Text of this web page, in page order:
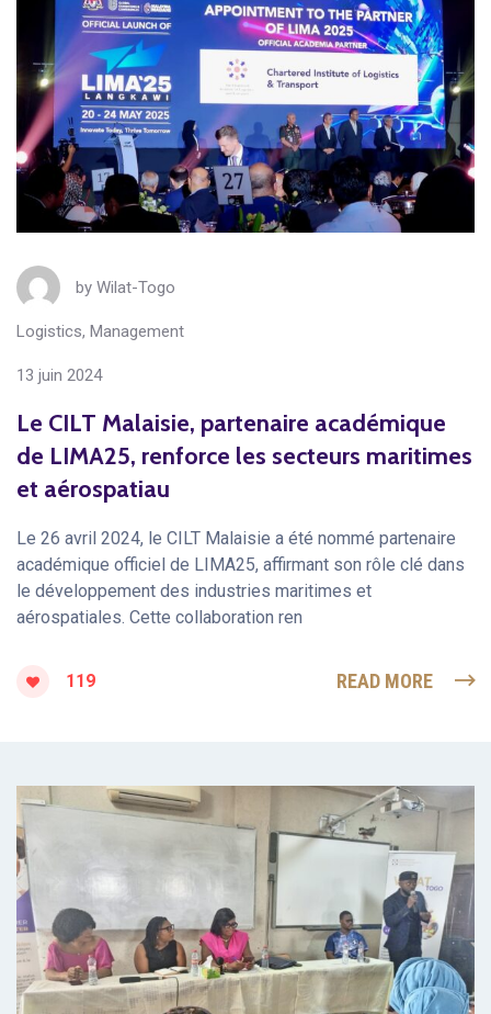
by Wilat-Togo
Logistics, Management
13 juin 2024
Le CILT Malaisie, partenaire académique
de LIMA25, renforce les secteurs maritimes
et aérospatiau
Le 26 avril 2024, le CILT Malaisie a été nommé partenaire
académique officiel de LIMA25, affirmant son rôle clé dans
le développement des industries maritimes et
aérospatiales. Cette collaboration ren
119 READ MORE